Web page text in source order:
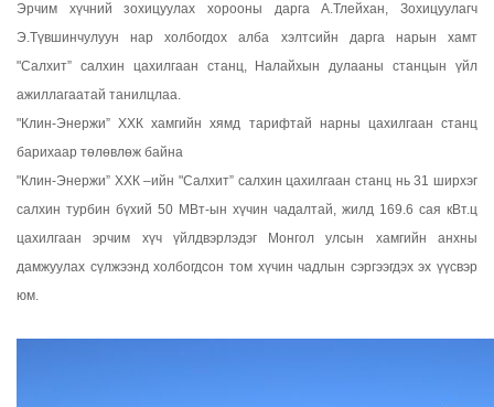
Эрчим хүчний зохицуулах хорооны дарга А.Тлейхан, Зохицуулагч
Э.Түвшинчулуун нар холбогдох алба хэлтсийн дарга нарын хамт
"Салхит” салхин цахилгаан станц, Налайхын дулааны станцын үйл
ажиллагаатай танилцлаа.
"Клин-Энержи” ХХК хамгийн хямд тарифтай нарны цахилгаан станц
барихаар төлөвлөж байна
"Клин-Энержи” ХХК –ийн "Салхит” салхин цахилгаан станц нь 31 ширхэг
салхин турбин бүхий 50 МВт-ын хүчин чадалтай, жилд 169.6 сая кВт.ц
цахилгаан эрчим хүч үйлдвэрлэдэг Монгол улсын хамгийн анхны
дамжуулах сүлжээнд холбогдсон том хүчин чадлын сэргээгдэх эх үүсвэр
юм.